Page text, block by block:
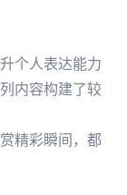
个人表达能力
内容构建了较
精彩瞬间，都